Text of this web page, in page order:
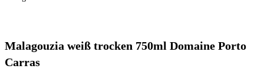
Malagouzia weiß trocken 750ml Domaine Porto
Carras